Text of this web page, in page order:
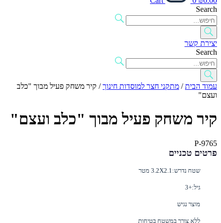
Search
יצירת קשר
Search
עמוד הבית/ מתקני חצר למוסדות חינוך/ קיר משחק פעיל מבוך "כלב
ועצם"
קיר משחק פעיל מבוך "כלב ועצם"
P-9765
פרטים טכניים
שטח נדרש: 3.2X2.1 מטר
גיל:+3
מוצר נגיש
ללא צורך במשטח בטיחות